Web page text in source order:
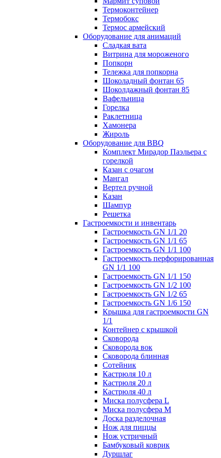
Термоконтейнер
Термобокс
Термос армейский
Оборудование для анимаций
Сладкая вата
Витрина для мороженого
Попкорн
Тележка для попкорна
Шоколадный фонтан 65
Шоколдажный фонтан 85
Вафельница
Горелка
Раклетница
Хамонера
Жироль
Оборудование для BBQ
Комплект Мирадор Паэльера с
горелкой
Казан с очагом
Мангал
Вертел ручной
Казан
Шампур
Решетка
Гастроемкости и инвентарь
Гастроемкость GN 1/1 20
Гастроемкость GN 1/1 65
Гастроемкость GN 1/1 100
Гастроемкость перфорированная
GN 1/1 100
Гастроемкость GN 1/1 150
Гастроемкость GN 1/2 100
Гастроемкость GN 1/2 65
Гастроемкость GN 1/6 150
Крышка для гастроемкости GN
1/1
Контейнер с крышкой
Сковорода
Сковорода вок
Сковорода блинная
Сотейник
Кастрюля 10 л
Кастрюля 20 л
Кастрюля 40 л
Миска полусфера L
Миска полусфера M
Доска разделочная
Нож для пиццы
Нож устричный
Бамбуковый коврик
Дуршлаг